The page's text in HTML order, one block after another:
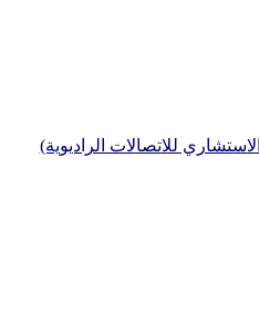
للاتصالات الراديوية)